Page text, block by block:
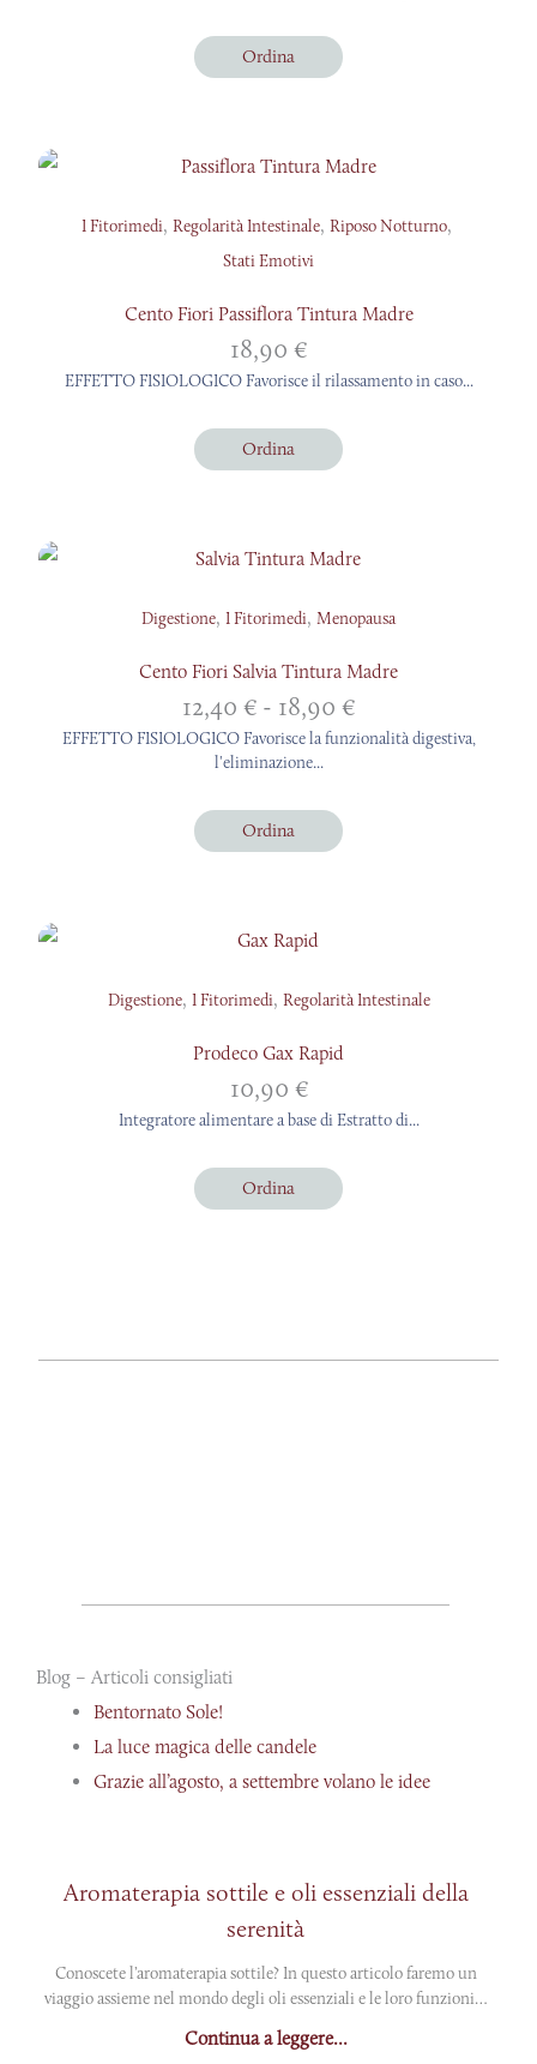
Ordina
I Fitorimedi, Regolarità Intestinale, Riposo Notturno,
Stati Emotivi
Cento Fiori Passiflora Tintura Madre
18,90 €
EFFETTO FISIOLOGICO Favorisce il rilassamento in caso...
Ordina
Digestione, I Fitorimedi, Menopausa
Cento Fiori Salvia Tintura Madre
12,40 € - 18,90 €Fascia
di
EFFETTO FISIOLOGICO Favorisce la funzionalità digestiva,
l'eliminazione...
Ordina
Digestione, I Fitorimedi, Regolarità Intestinale
Prodeco Gax Rapid
10,90 €
Integratore alimentare a base di Estratto di...
Ordina
Blog – Articoli consigliati
Bentornato Sole!
La luce magica delle candele
Grazie all’agosto, a settembre volano le idee
Aromaterapia sottile e oli essenziali della
serenità
Conoscete l’aromaterapia sottile? In questo articolo faremo un
viaggio assieme nel mondo degli oli essenziali e le loro funzioni…
Continua a leggere...